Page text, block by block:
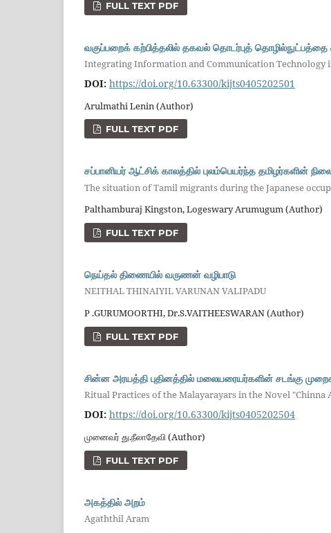
FULL TEXT PDF
வகுப்பறைக் கற்பித்தலில் தகவல் தொடர்புத்
Integrating Information and Communication Technology
DOI: https://doi.org/10.63300/kijts0405202501
Arulmathi Lenin (Author)
FULL TEXT PDF
சப்பானியர் ஆட்சிக் காலத்தில் புலம்பெயர்ந்த தமிழர்களின்
The situation of Tamil migrants during the Japanese
Palthamburaj Kingston, Logeswary Arumugum (Author)
FULL TEXT PDF
நெய்தல் திணையில் வருணன் வழிபாடு
NEITHAL THINAIYIL VARUNAN VALIPADU
P .GURUMOORTHI, Dr.S.VAITHEESWARAN (Author)
FULL TEXT PDF
சின்ன அரயத்தி புதினத்தில் மலையரையர்களின் சடங்கு
Ritual Practices of the Malayarayars in the Novel "Chinna
DOI: https://doi.org/10.63300/kijts0405202504
முனைவர் து.நீலாதேவி (Author)
FULL TEXT PDF
அகத்தில் அறம்
Agaththil Aram